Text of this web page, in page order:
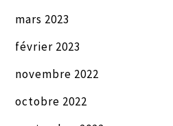
mars 2023
février 2023
novembre 2022
octobre 2022